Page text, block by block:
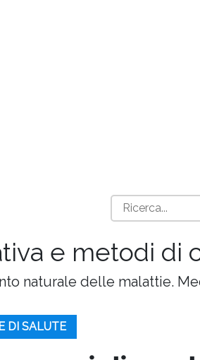
e metodi di
naturale delle malattie.
DI SALUTE